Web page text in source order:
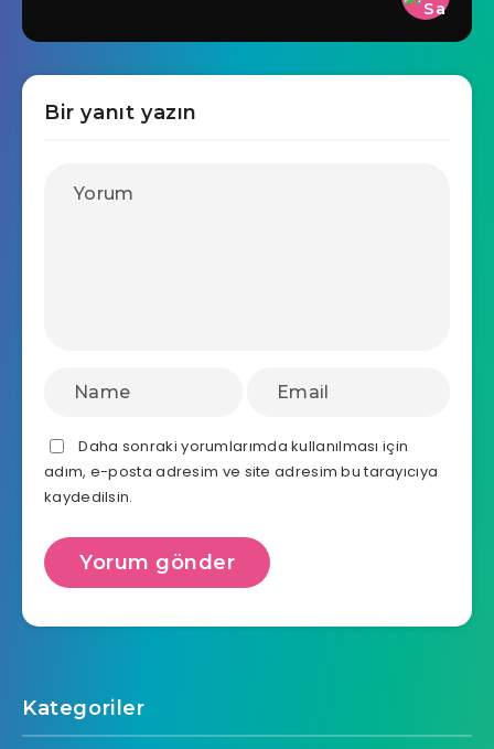
Bir yanıt yazın
Daha sonraki yorumlarımda kullanılması için
adım, e-posta adresim ve site adresim bu tarayıcıya
kaydedilsin.
Kategoriler